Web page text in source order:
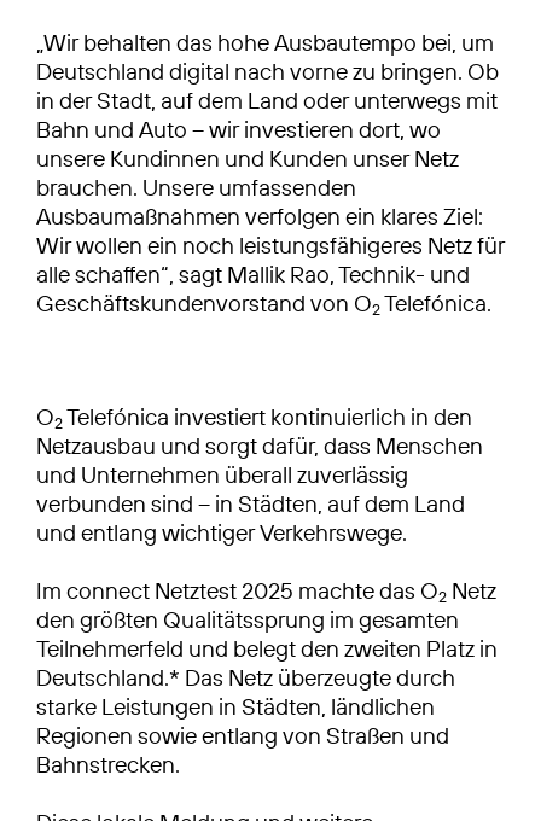
„Wir behalten das hohe Ausbautempo bei, um
Deutschland digital nach vorne zu bringen. Ob
in der Stadt, auf dem Land oder unterwegs mit
Bahn und Auto – wir investieren dort, wo
unsere Kundinnen und Kunden unser Netz
brauchen. Unsere umfassenden
Ausbaumaßnahmen verfolgen ein klares Ziel:
Wir wollen ein noch leistungsfähigeres Netz für
alle schaffen“, sagt Mallik Rao, Technik- und
Geschäftskundenvorstand von O2Telefónica.
O2Telefónica investiert kontinuierlich in den
Netzausbau und sorgt dafür, dass Menschen
und Unternehmen überall zuverlässig
verbunden sind – in Städten, auf dem Land
und entlang wichtiger Verkehrswege.
Im connect Netztest 2025 machte das O2 Netz
den größten Qualitätssprung im gesamten
Teilnehmerfeld und belegt den zweiten Platz in
Deutschland.* Das Netz überzeugte durch
starke Leistungen in Städten, ländlichen
Regionen sowie entlang von Straßen und
Bahnstrecken.